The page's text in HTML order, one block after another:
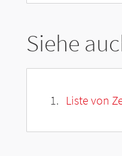
Siehe
Liste von